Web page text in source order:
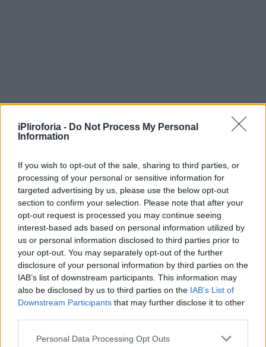
iPliroforia - Do Not Process My Personal
Information
If you wish to opt-out of the sale, sharing to third parties, or
processing of your personal or sensitive information for
targeted advertising by us, please use the below opt-out
section to confirm your selection. Please note that after your
opt-out request is processed you may continue seeing
interest-based ads based on personal information utilized by
us or personal information disclosed to third parties prior to
your opt-out. You may separately opt-out of the further
disclosure of your personal information by third parties on the
IAB’s list of downstream participants. This information may
also be disclosed by us to third parties on the IAB’s List of
Downstream Participants that may further disclose it to other
Personal Data Processing Opt Outs
Όπως αναφέρει το patrisnews.com, ο
υγείας τα τελευταία χρόνια.
Το περιστατικό σημειώθηκε μπροστά στα
μάτια πολιτών και δικηγόρων που
βρίσκονταν εκείνη τη στιγμή στον χώρο.
Άμεσα ειδοποιήθηκε το ΕΚΑΒ, με τους
διασώστες να μεταφέρουν τον 81χρονο στο
Νοσοκομείο Αμαλιάδας χωρίς αναπνοή και
χωρίς σφυγμό. Παρά τις προσπάθειες
ανάνηψης από το ιατρικό προσωπικό, δεν